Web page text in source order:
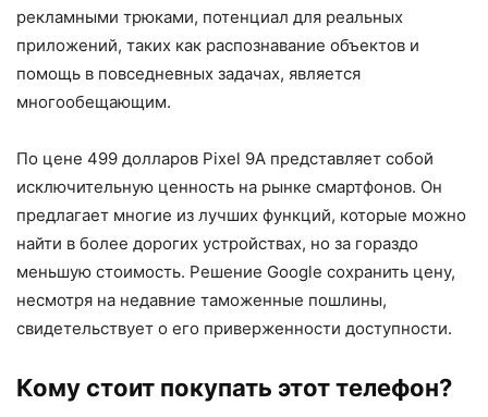
рекламными трюками, потенциал для реальных
приложений, таких как распознавание объектов и
помощь в повседневных задачах, является
многообещающим.
По цене 499 долларов Pixel 9A представляет собой
исключительную ценность на рынке смартфонов. Он
предлагает многие из лучших функций, которые можно
найти в более дорогих устройствах, но за гораздо
меньшую стоимость. Решение Google сохранить цену,
несмотря на недавние таможенные пошлины,
свидетельствует о его приверженности доступности.
Кому стоит покупать этот телефон?